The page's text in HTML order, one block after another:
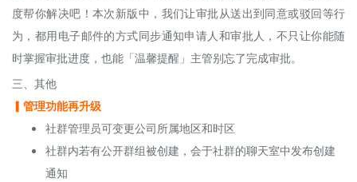
度帮你解决吧！本次新版中，我们让审批从送出到同意或驳回等行
为，都用电子邮件的方式同步通知申请人和审批人，不只让你能随
时掌握审批进度，也能「温馨提醒」主管别忘了完成审批。
三、其他
▎管理功能再升级
社群管理员可变更公司所属地区和时区
社群内若有公开群组被创建，会于社群的聊天室中发布创建
通知